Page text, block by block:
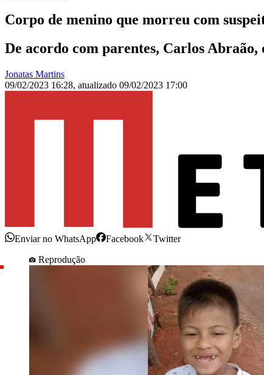
Corpo de menino que morreu com
De acordo com parentes, Carlos
Jonatas Martins
09/02/2023 16:28, atualizado 09/02/2023 17:00
Enviar no WhatsApp Facebook
Twitter
Reprodução